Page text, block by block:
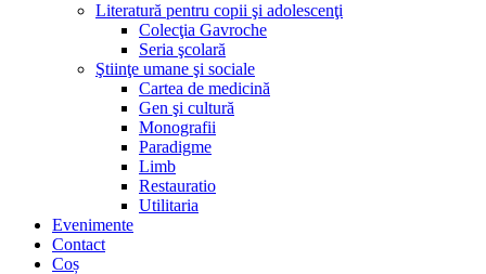
Literatură pentru copii şi adolescenţi
Colecţia Gavroche
Seria şcolară
Ştiinţe umane şi sociale
Cartea de medicină
Gen şi cultură
Monografii
Paradigme
Limb
Restauratio
Utilitaria
Evenimente
Contact
Coș